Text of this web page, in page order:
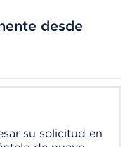
desde
su solicitud en